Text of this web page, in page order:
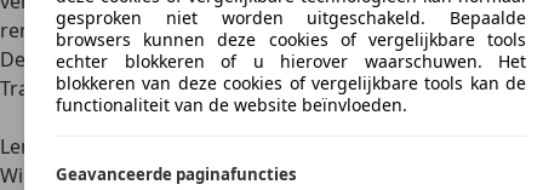
remmen en 1.200 kilogram met remmen.
De volgende gegevens hebben betrekking op de Chevrolet
Trax 1.6 LS:
Bouwjaar
2013 – 2014
Lengte, breedte, hoogte
Wielbasis
2,5 m
gesproken niet worden uitgeschakeld. Bepaalde
browsers kunnen deze cookies of vergelijkbare tools
echter blokkeren of u hierover waarschuwen. Het
blokkeren van deze cookies of vergelijkbare tools kan de
functionaliteit van de website beïnvloeden.
Geavanceerde paginafuncties